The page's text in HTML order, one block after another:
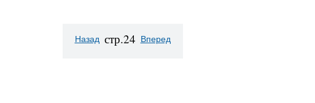
Назад стр.24 Вперед